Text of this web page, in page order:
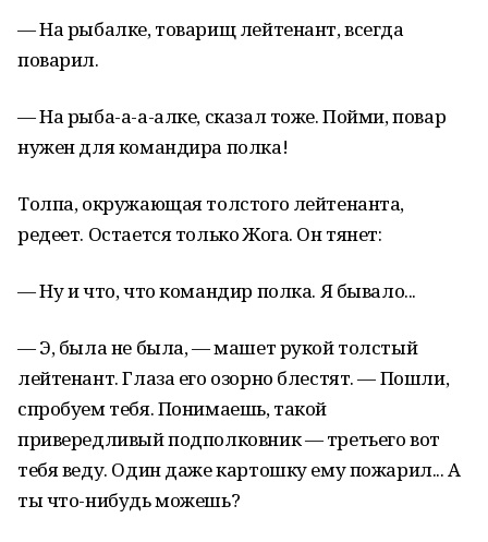
— На рыбалке, товарищ лейтенант, всегда
поварил.
— На рыба-а-а-алке, сказал тоже. Пойми, повар
нужен для командира полка!
Толпа, окружающая толстого лейтенанта,
редеет. Остается только Жога. Он тянет:
— Ну и что, что командир полка. Я бывало...
— Э, была не была, — машет рукой толстый
лейтенант. Глаза его озорно блестят. — Пошли,
спробуем тебя. Понимаешь, такой
привередливый подполковник — третьего вот
тебя веду. Один даже картошку ему пожарил... А
ты что-нибудь можешь?